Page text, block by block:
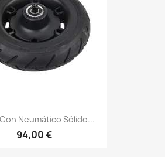
Neumático Sólido...
94,00 €